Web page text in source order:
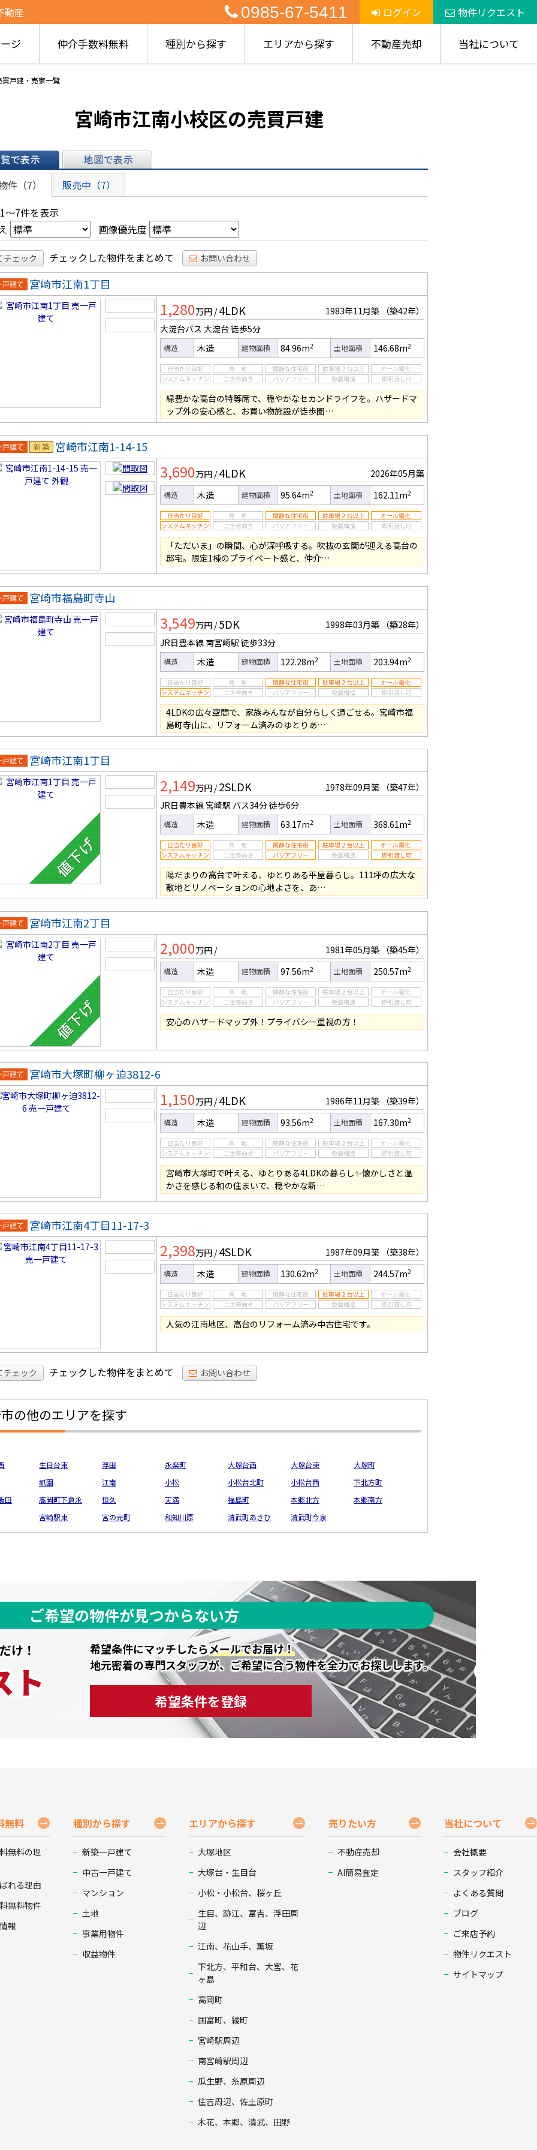
動産 0985-67-5411 ログイン 物件リクエスト
ジ 仲介手数料無料 種別から探す エリアから探す 不動産売却 当社について
戸建・売家一覧
宮崎市江南小校区の売買戸建
示 地図で表示
件（7）
販売中（7）
～7件を表示
画像優先度
チェック チェックした物件をまとめて お問い合わせ
戸建
宮崎市江南1丁目
1,280万円 / 4LDK 1983年11月築
（築42年）
大淀台バス 大淀台徒歩5分
構造 木造 建物面積 84.96m2 土地面積 146.68m2
緑豊かな高台の特等席で、穏やかなセカンドライフを。ハザードマ
ップ外の安心感と、お買い物施設が徒歩圏…
戸建 新築
宮崎市江南1-14-15
3,690万円 / 4LDK 2026年05月築
構造 木造 建物面積 95.64m2 土地面積 162.11m2
「ただいま」の瞬間、心が深呼吸する。吹抜の玄関が迎える高台の
邸宅。限定1棟のプライベート感と、仲介…
戸建
宮崎市福島町寺山
3,549万円 / 5DK 1998年03月築
（築28年）
JR日豊本線 南宮崎駅 徒歩33分
構造 木造 建物面積 122.28m2 土地面積 203.94m2
4LDKの広々空間で、家族みんなが自分らしく過ごせる。宮崎市福
島町寺山に、リフォーム済みのゆとりあ…
戸建
宮崎市江南1丁目
2,149万円 / 2SLDK 1978年09月築
（築47年）
JR日豊本線 宮崎駅 バス34分徒歩6分
構造 木造 建物面積 63.17m2 土地面積 368.61m2
陽だまりの高台で叶える、ゆとりある平屋暮らし。111坪の広大な
敷地とリノベーションの心地よさを、あ…
戸建
宮崎市江南2丁目
2,000万円 / 1981年05月築 （築45年）
構造 木造 建物面積 97.56m2 土地面積 250.57m2
安心のハザードマップ外！プライバシー重視の方！
戸建
宮崎市大塚町柳ヶ迫3812-6
1,150万円 / 4LDK 1986年11月築 （築39年）
構造 木造 建物面積 93.56m2 土地面積 167.30m2
宮崎市大塚町で叶える、ゆとりある4LDKの暮らし✨懐かしさと温
かさを感じる和の住まいで、穏やかな新…
戸建
宮崎市江南4丁目11-17-3
2,398万円 / 4SLDK 1987年09月築 （築38年）
構造 木造 建物面積 130.62m2 土地面積 244.57m2
人気の江南地区、高台のリフォーム済み中古住宅です。
チェック チェックした物件をまとめて お問い合わせ
の他のエリアを探す
生目台東 浮田 永楽町 大塚台西 大塚台東
大塚町
祇園
江南 小松 小松台北町 小松台西
下北方町
田
高岡町下倉永 恒久 天満 福島町 本郷北方
本郷南方
宮崎駅東
宮の元町 和知川原 清武町あさひ 清武町今泉
ご希望の物件が見つからない方
け！
ト
希望条件にマッチしたらメールでお届け！
地元密着の専門スタッフが、ご希望に合う物件を全力でお探しします。
希望条件を登録
無料
無料の理
れる理由
無料物件
報
種別から探す
新築一戸建て
中古一戸建て
マンション
土地
事業用物件
収益物件
エリアから探す
大塚地区
大塚台・生目台
小松・小松台、桜ヶ丘
生目、跡江、富吉、浮田周
辺
江南、花山手、薫坂
下北方、平和台、大宮、花
ヶ島
高岡町
国富町、綾町
宮崎駅周辺
南宮崎駅周辺
瓜生野、糸原周辺
住吉周辺、佐土原町
木花、本郷、清武、田野
売りたい方
不動産売却
AI簡易査定
当社について
会社概要
スタッフ紹介
よくある質問
ブログ
ご来店予約
物件リクエスト
サイトマップ